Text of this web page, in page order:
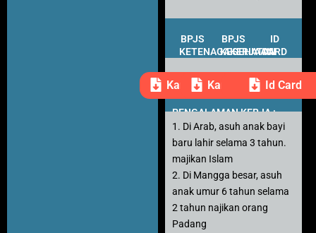
BPJS
KETENAGAKERJAAN
BPJS
KESEHATAN
ID
CARD
Kartu PesertaKartu PesertaId Card
PENGALAMAN KERJA :
1. Di Arab, asuh anak bayi
baru lahir selama 3 tahun.
majikan Islam
2. Di Mangga besar, asuh
anak umur 6 tahun selama
2 tahun najikan orang
Padang